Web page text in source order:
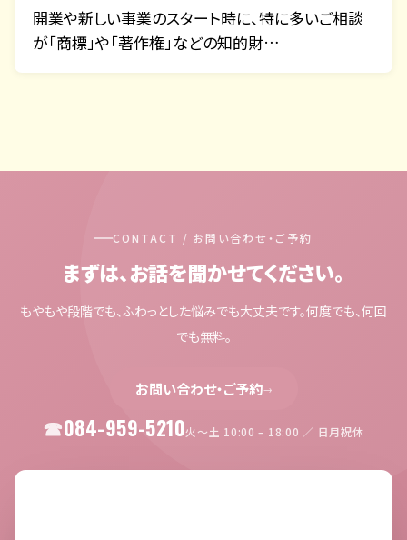
開業や新しい事業のスタート時に、特に多いご相談
が「商標」や「著作権」などの知的財…
CONTACT / お問い合わせ・ご予約
まずは、お話を聞かせてください。
もやもや段階でも、ふわっとした悩みでも大丈夫です。何度でも、何回
でも無料。
お問い合わせ・ご予約→
084-959-5210火〜土 10:00 – 18:00 ／ 日月祝休